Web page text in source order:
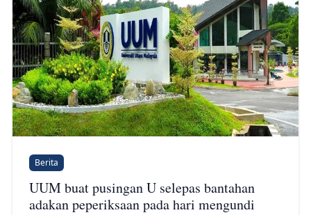
Berita
UUM buat pusingan U selepas bantahan
adakan peperiksaan pada hari mengundi